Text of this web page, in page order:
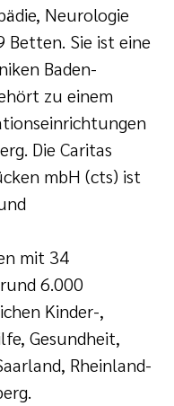
Neurologie
Betten. Sie ist eine
Baden-
zu einem
Die Caritas
mbH (cts) ist
mit 34
6.000
Kinder-,
Gesundheit,
Rheinland-